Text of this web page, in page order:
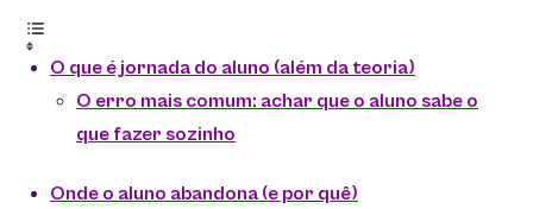
O que é jornada do aluno (além da teoria)
O erro mais comum: achar que o aluno sabe o
que fazer sozinho
Onde o aluno abandona (e por quê)